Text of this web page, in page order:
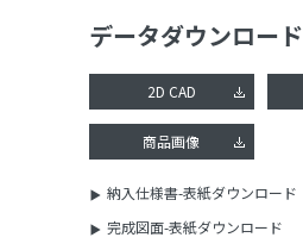
データダウンロード
2D CAD
商品画像
納入仕様書-表紙ダウンロード
完成図面-表紙ダウンロード